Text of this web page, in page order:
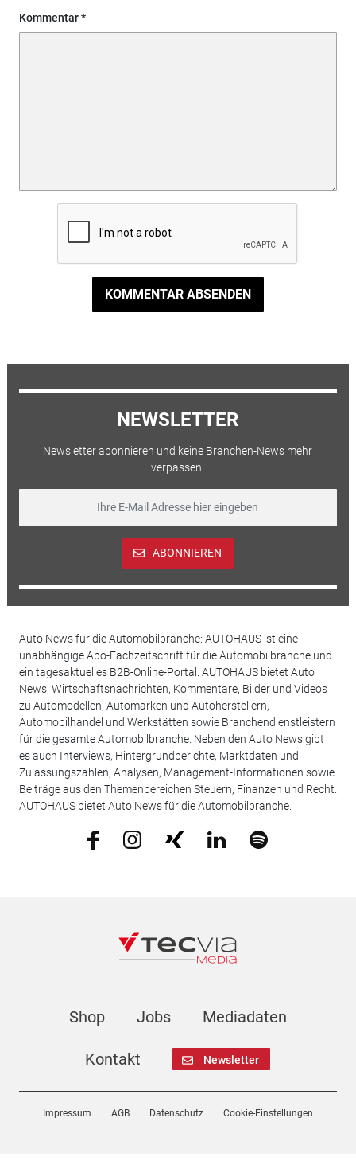
Kommentar
KOMMENTAR ABSENDEN
NEWSLETTER
Newsletter abonnieren und keine Branchen-News mehr
verpassen.
ABONNIEREN
Auto News für die Automobilbranche: AUTOHAUS ist eine
unabhängige Abo-Fachzeitschrift für die Automobilbranche und
ein tagesaktuelles B2B-Online-Portal. AUTOHAUS bietet Auto
News, Wirtschaftsnachrichten, Kommentare, Bilder und Videos
zu Automodellen, Automarken und Autoherstellern,
Automobilhandel und Werkstätten sowie Branchendienstleistern
für die gesamte Automobilbranche. Neben den Auto News gibt
es auch Interviews, Hintergrundberichte, Marktdaten und
Zulassungszahlen, Analysen, Management-Informationen sowie
Beiträge aus den Themenbereichen Steuern, Finanzen und Recht.
AUTOHAUS bietet Auto News für die Automobilbranche.
Shop Jobs Mediadaten
Kontakt Newsletter
Impressum AGB Datenschutz Cookie-Einstellungen